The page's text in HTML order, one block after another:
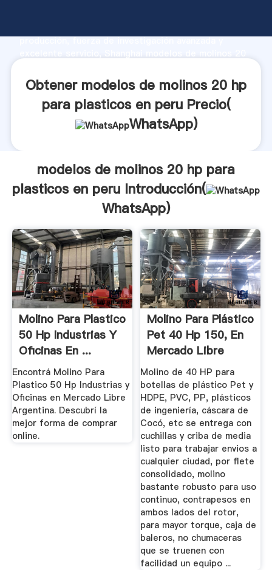
producción, fuerza de investigación avanzada y
aporta valores a todos los clientes.
Obtener modelos de molinos 20 hp
para plasticos en peru Precio(
WhatsApp)
modelos de molinos 20 hp para
plasticos en peru Introducción(
WhatsApp)
Molino Para Plastico
50 Hp Industrias Y
Oficinas En ...
Encontrá Molino Para
Plastico 50 Hp Industrias y
Oficinas en Mercado Libre
Argentina. Descubrí la
mejor forma de comprar
online.
Molino Para Plástico
Pet 40 Hp 150, En
Mercado Libre
Molino de 40 HP para
botellas de plástico Pet y
HDPE, PVC, PP, plásticos
de ingeniería, cáscara de
Cocó, etc se entrega con
cuchillas y criba de media
listo para trabajar envios a
cualquier ciudad, por flete
consolidado, molino
bastante robusto para uso
continuo, contrapesos en
ambos lados del rotor,
para mayor torque, caja de
baleros, no chumaceras
que se truenen con
facilidad un equipo ...